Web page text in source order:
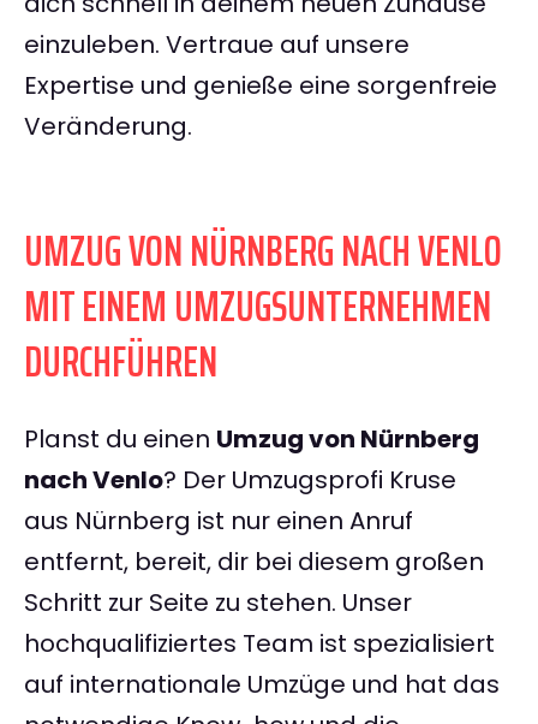
einzuleben. Vertraue auf unsere
Expertise und genieße eine sorgenfreie
Veränderung.
UMZUG VON NÜRNBERG NACH VENLO
MIT EINEM UMZUGSUNTERNEHMEN
DURCHFÜHREN
Planst du einen Umzug von Nürnberg
nach Venlo? Der Umzugsprofi Kruse
aus Nürnberg ist nur einen Anruf
entfernt, bereit, dir bei diesem großen
Schritt zur Seite zu stehen. Unser
hochqualifiziertes Team ist spezialisiert
auf internationale Umzüge und hat das